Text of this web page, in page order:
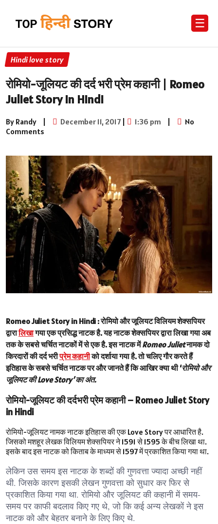
☰
Hindi love story
रोमियो-जूलियट की दर्द भरी प्रेम कहानी | Romeo
Juliet Story in Hindi
By Randy | December 11, 2017| 1:36 pm |
No
Comments
Romeo Juliet Story in Hindi :रोमियो और जूलियट विलियम शेक्सपियर
द्वारालिखागया एक प्रसिद्ध नाटक है. यह नाटक शेक्सपियर द्वारा लिखा गया अब
तक के सबसे चर्चित नाटकों में से एक है. इस नाटक मेंRomeo Julietनामक दो
किरदारों की दर्द भरीप्रेम कहानीको दर्शाया गया है. तो चलिए गौर करते हैं
इतिहास के सबसे चर्चित नाटक पर और जानते हैं कि आखिर क्या थी ‘रोमियो और
जूलियट की Love Story’ का अंत.
रोमियो-जूलियट की दर्दभरी प्रेम कहानी – Romeo Juliet Story
in Hindi
रोमियो-जूलियट नामक नाटक इतिहास की एक Love Story पर आधारित है.
जिसको मशहूर लेखक विलियम शेक्सपियर ने 1591 से 1595 के बीच लिखा था.
इसके बाद इस नाटक को किताब के माध्यम से 1597 में प्रकाशित किया गया था.
लेकिन उस समय इस नाटक के शब्दों की गुणवत्ता ज्यादा अच्छी नहीं
थी. जिसके कारण इसकी लेखन गुणवत्ता को सुधार कर फिर से
प्रकाशित किया गया था. रोमियो और जूलियट की कहानी में समय-
समय पर काफी बदलाव किए गए थे, जो कि कई अन्य लेखकों ने इस
नाटक को और बेहतर बनाने के लिए किए थे.